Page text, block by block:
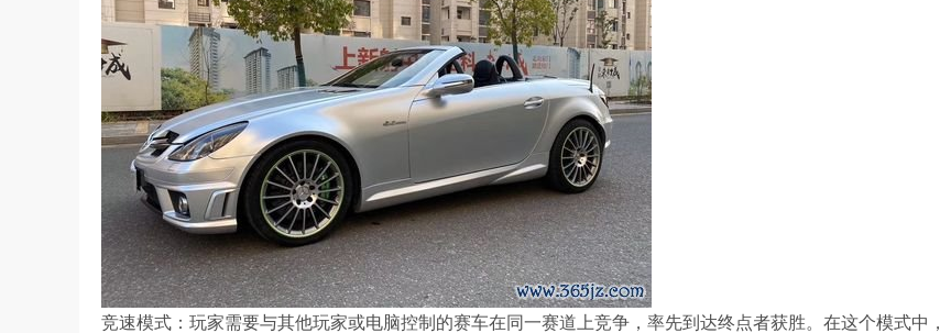
竞速模式：玩家需要与其他玩家或电脑控制的赛车在同一赛道上竞争，率先到达终点者获胜。在这个模式中，